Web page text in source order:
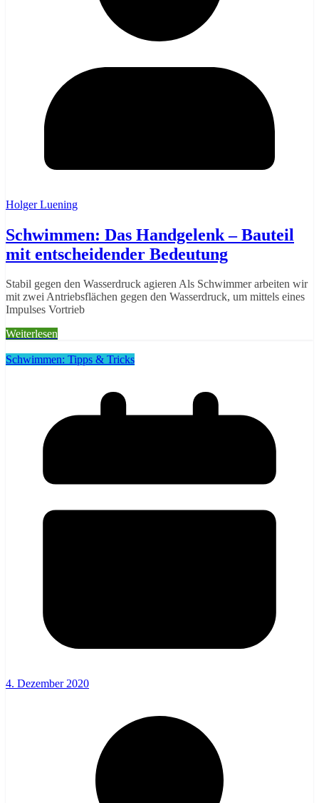
Holger Luening
Schwimmen: Das Handgelenk – Bauteil
mit entscheidender Bedeutung
Stabil gegen den Wasserdruck agieren Als Schwimmer arbeiten wir
mit zwei Antriebsflächen gegen den Wasserdruck, um mittels eines
Impulses Vortrieb
Weiterlesen
Schwimmen: Tipps & Tricks
4. Dezember 2020